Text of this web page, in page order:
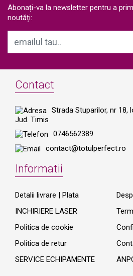
Abonați-va la newsletter pentru a
noutăți:
Contact
Strada Stuparilor, nr 18,
Jud. Timis
0746562389
contact@totulperfect.ro
Informatii
Detalii livrare | Plata
INCHIRIERE LASER
Politica de cookie
Politica de retur
SERVICE ECHIPAMENTE